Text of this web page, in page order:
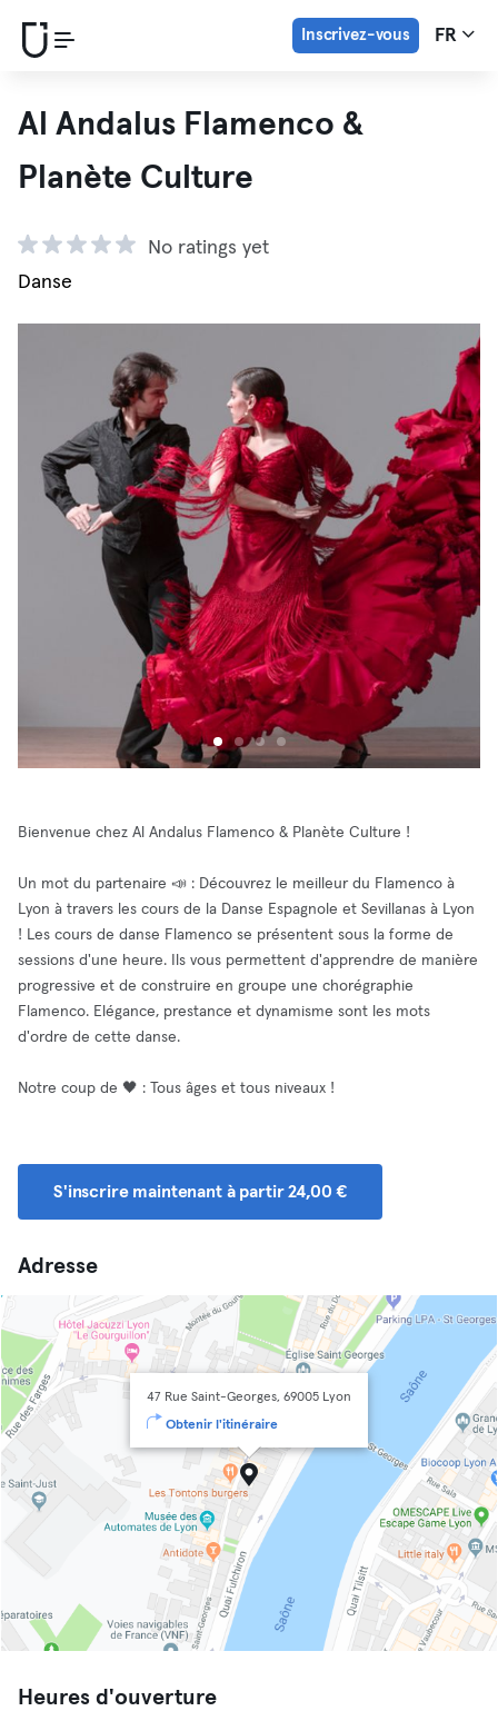
Inscrivez-vous FR
Al Andalus Flamenco &
Planète Culture
No ratings yet
Danse
Bienvenue chez Al Andalus Flamenco & Planète Culture !
Un mot du partenaire 📣 : Découvrez le meilleur du Flamenco à
Lyon à travers les cours de la Danse Espagnole et Sevillanas à Lyon
! Les cours de danse Flamenco se présentent sous la forme de
sessions d'une heure. Ils vous permettent d'apprendre de manière
progressive et de construire en groupe une chorégraphie
Flamenco. Elégance, prestance et dynamisme sont les mots
d'ordre de cette danse.
Notre coup de 🖤 : Tous âges et tous niveaux !
S'inscrire maintenant à partir 24,00 €
Adresse
47 Rue Saint-Georges, 69005 Lyon
Obtenir l'itinéraire
Heures d'ouverture